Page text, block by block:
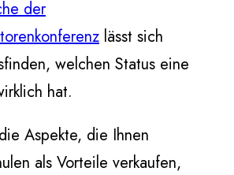
der
lässt sich
welchen Status eine
hat.
Aspekte, die Ihnen
als Vorteile verkaufen,